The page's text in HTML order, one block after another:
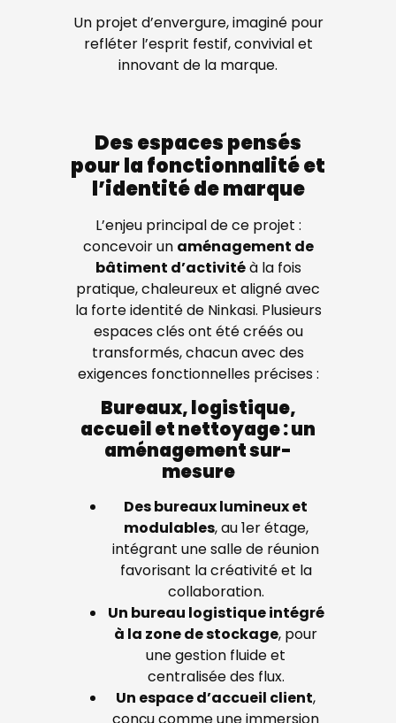
Un projet d’envergure, imaginé pour
refléter l’esprit festif, convivial et
innovant de la marque.
Des espaces pensés
pour la fonctionnalité et
l’identité de marque
L’enjeu principal de ce projet :
concevoir un aménagement de
bâtiment d’activitéà la fois
pratique, chaleureux et aligné avec
la forte identité de Ninkasi. Plusieurs
espaces clés ont été créés ou
transformés, chacun avec des
exigences fonctionnelles précises :
Bureaux, logistique,
accueil et nettoyage : un
aménagement sur-
mesure
Des bureaux lumineux et
modulables, au 1er étage,
intégrant une salle de réunion
favorisant la créativité et la
collaboration.
Un bureau logistique intégré
à la zone de stockage, pour
une gestion fluide et
centralisée des flux.
Un espace d’accueil client,